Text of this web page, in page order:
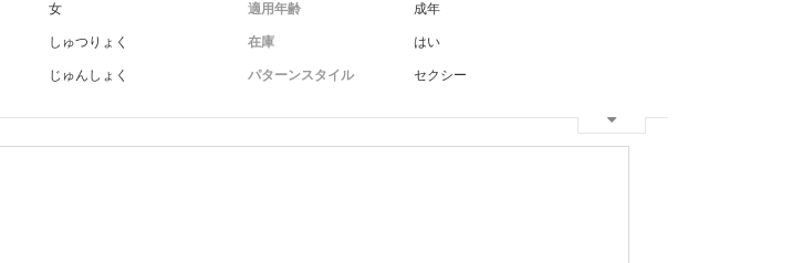
女 適用年齢 成年
しゅつりょく 在庫 はい
じゅんしょく パターンスタイル セクシー